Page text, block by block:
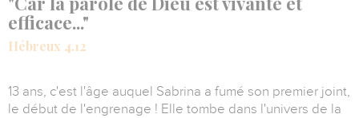
efficace..."
Hébreux 4.12
13 ans, c'est l'âge auquel Sabrina a fumé son premier joint,
le début de l'engrenage ! Elle tombe dans l'univers de la